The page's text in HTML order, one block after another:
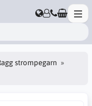
strompegarn